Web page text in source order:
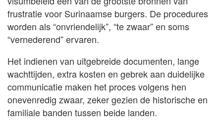
frustratie voor Surinaamse burgers. De procedures
worden als “onvriendelijk”, “te zwaar” en soms
“vernederend” ervaren.
Het indienen van uitgebreide documenten, lange
wachttijden, extra kosten en gebrek aan duidelijke
communicatie maken het proces volgens hen
onevenredig zwaar, zeker gezien de historische en
familiale banden tussen beide landen.